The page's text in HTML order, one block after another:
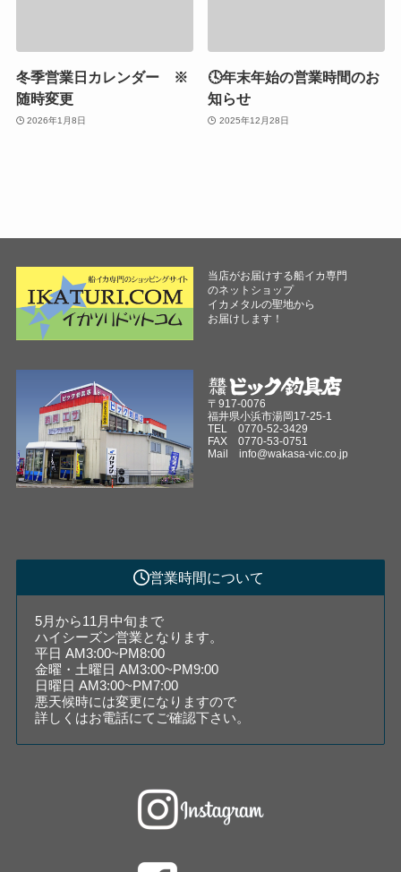
冬季営業日カレンダー ※
随時変更
2026年1月8日
🕓年末年始の営業時間のお
知らせ
2025年12月28日
当店がお届けする船イカ専門
のネットショップ
イカメタルの聖地から
お届けします！
〒917-0076
福井県小浜市湯岡17-25-1
TEL 0770-52-3429
FAX 0770-53-0751
Mailinfo@wakasa-vic.co.jp
営業時間について
5月から11月中旬まで
ハイシーズン営業となります。
平日 AM3:00~PM8:00
金曜・土曜日 AM3:00~PM9:00
日曜日 AM3:00~PM7:00
悪天候時には変更になりますので
詳しくはお電話にてご確認下さい。